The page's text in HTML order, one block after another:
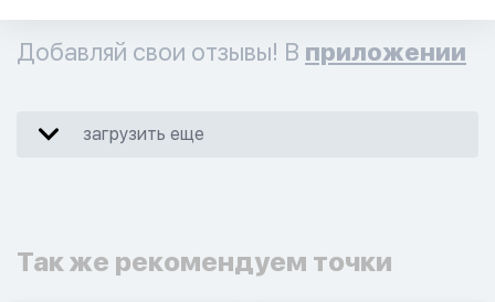
Добавляй свои отзывы! В приложении
загрузить еще
Так же рекомендуем точки